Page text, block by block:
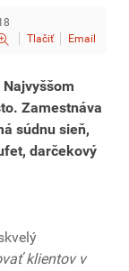
Tlačiť Email
Zamestnáva
súdnu sieň,
darčekový
klientov v